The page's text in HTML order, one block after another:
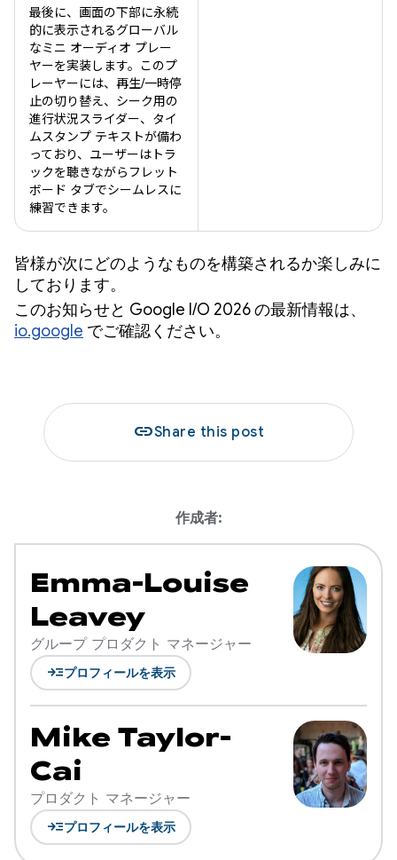
最後に、画面の下部に永続
的に表示されるグローバル
なミニ オーディオ プレー
ヤーを実装します。このプ
レーヤーには、再生/一時停
止の切り替え、シーク用の
進行状況スライダー、タイ
ムスタンプ テキストが備わ
っており、ユーザーはトラ
ックを聴きながらフレット
ボード タブでシームレスに
練習できます。
皆様が次にどのようなものを構築されるか楽しみに
しております。
このお知らせと Google I/O 2026 の最新情報は、
io.google でご確認ください。
linkShare this post
作成者:
Emma-Louise
Leavey
グループ プロダクト マネージャー
read_moreプロフィールを表示
Mike Taylor-
Cai
プロダクト マネージャー
read_moreプロフィールを表示